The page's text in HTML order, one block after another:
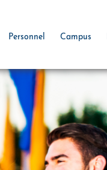
Personnel Campus